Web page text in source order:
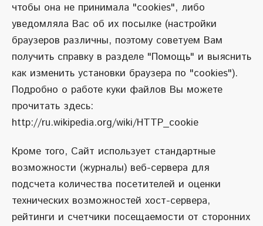
чтобы она не принимала "cookies", либо
уведомляла Вас об их посылке (настройки
браузеров различны, поэтому советуем Вам
получить справку в разделе "Помощь" и выяснить
как изменить установки браузера по "cookies").
Подробно о работе куки файлов Вы можете
прочитать здесь:
http://ru.wikipedia.org/wiki/HTTP_cookie
Кроме того, Сайт использует стандартные
возможности (журналы) веб-сервера для
подсчета количества посетителей и оценки
технических возможностей хост-сервера,
рейтинги и счетчики посещаемости от сторонних